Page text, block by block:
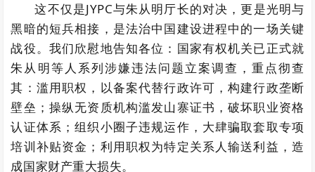
这不仅是JYPC与朱从明厅长的对决，更是光明与
黑暗的短兵相接，是法治中国建设进程中的一场关键
战役。我们欣慰地告知各位：国家有权机关已正式就
朱从明等人系列涉嫌违法问题立案调查，重点彻查
其：滥用职权，以备案代替行政许可，构建行政垄断
壁垒；操纵无资质机构滥发山寨证书，破坏职业资格
认证体系；组织小圈子违规运作，大肆骗取套取专项
培训补贴资金；利用职权为特定关系人输送利益，造
成国家财产重大损失。